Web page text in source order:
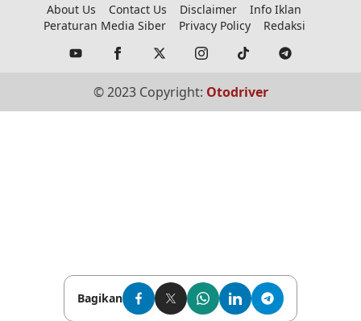
Bagikan
About Us Contact Us Disclaimer
Info Iklan
Peraturan Media Siber
Privacy Policy Redaksi
© 2023 Copyright: Otodriver